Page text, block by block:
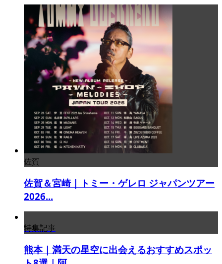
佐賀
佐賀＆宮崎｜トミー・ゲレロ ジャパンツアー
2026...
特集記事
熊本｜満天の星空に出会えるおすすめスポッ